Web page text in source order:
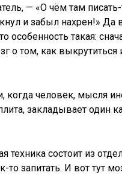
— «О чём там
и забыл нахрен!» Да
особенность такая:
о том, как выкрутиться
когда человек, мысля
закладывает один
техника состоит из
запитать. И вот тут